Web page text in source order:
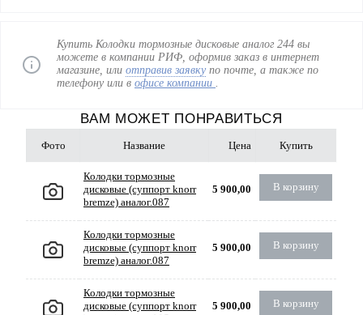
Купить Колодки тормозные дисковые аналог 244 вы
можете в компании РИФ, оформив заказ в интернет
магазине, или отправив заявку по почте, а также по
телефону или в офисе компании .
ВАМ МОЖЕТ ПОНРАВИТЬСЯ
Фото Название Цена Купить
Колодки тормозные
дисковые (суппорт knorr
bremze) аналог.087
5 900,00 В корзину
Колодки тормозные
дисковые (суппорт knorr
bremze) аналог.087
5 900,00 В корзину
Колодки тормозные
дисковые (суппорт knorr
5 900,00 В корзину